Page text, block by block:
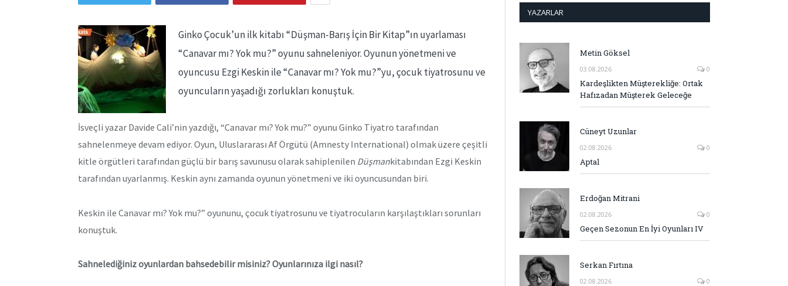
Ginko Çocuk’un ilk kitabı “Düşman-Barış İçin Bir Kitap”ın uyarlaması
“Canavar mı? Yok mu?” oyunu sahneleniyor. Oyunun yönetmeni ve
oyuncusu Ezgi Keskin ile “Canavar mı? Yok mu?”yu, çocuk tiyatrosunu ve
oyuncuların yaşadığı zorlukları konuştuk.
İsveçli yazar Davide Cali’nin yazdığı, “Canavar mı? Yok mu?” oyunu Ginko Tiyatro tarafından
sahnelenmeye devam ediyor. Oyun, Uluslararası Af Örgütü (Amnesty International) olmak üzere çeşitli
kitle örgütleri tarafından güçlü bir barış savunusu olarak sahiplenilen Düşmankitabından Ezgi Keskin
tarafından uyarlanmış. Keskin aynı zamanda oyunun yönetmeni ve iki oyuncusundan biri.
Keskin ile Canavar mı? Yok mu?” oyununu, çocuk tiyatrosunu ve tiyatrocuların karşılaştıkları sorunları
konuştuk.
Sahnelediğiniz oyunlardan bahsedebilir misiniz? Oyunlarınıza ilgi nasıl?
YAZARLAR
Metin Göksel
03.08.2026 0
Kardeşlikten Müşterekliğe: Ortak
Hafızadan Müşterek Geleceğe
Cüneyt Uzunlar
02.08.2026 0
Aptal
Erdoğan Mitrani
02.08.2026 0
Geçen Sezonun En İyi Oyunları IV
Serkan Fırtına
02.08.2026 0